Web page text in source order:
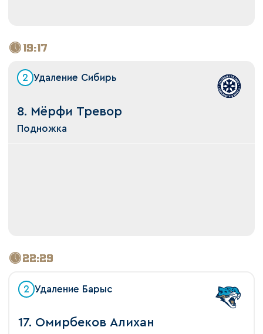
19:17
2 Удаление Сибирь
8. Мёрфи Тревор
Подножка
22:29
2 Удаление Барыс
17. Омирбеков Алихан